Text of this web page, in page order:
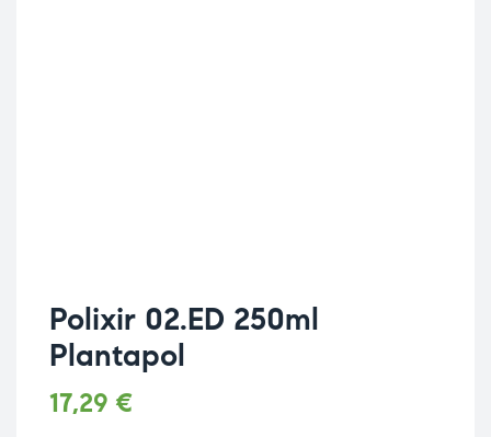
Polixir 02.ED 250ml
Plantapol
17,29 €